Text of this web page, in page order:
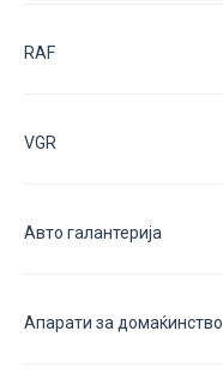
RAF
VGR
Авто галантерија
Апарати за домаќинство